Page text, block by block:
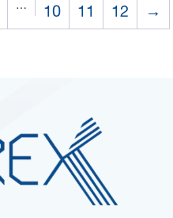
… 10 11 12 →